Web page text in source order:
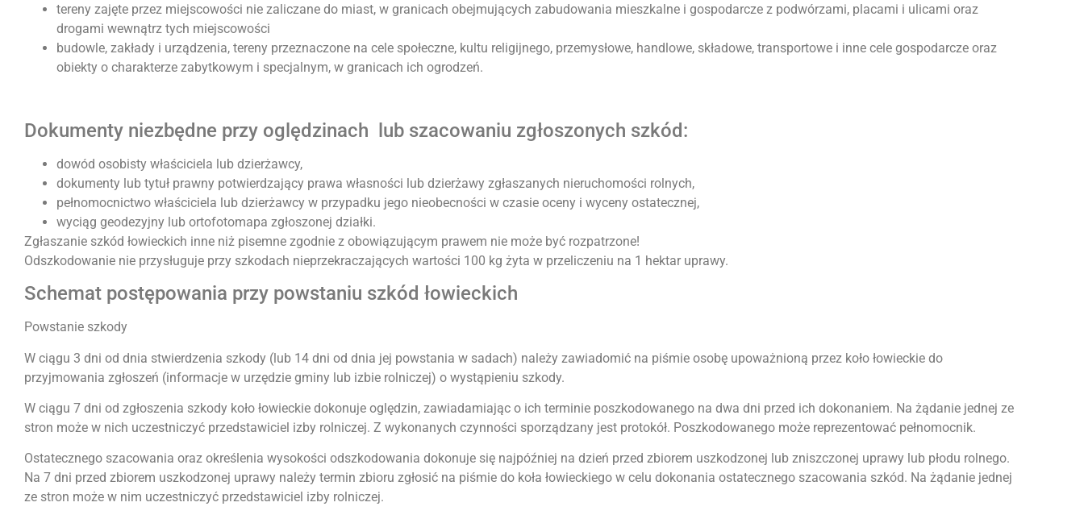
tereny zajęte przez miejscowości nie zaliczane do miast, w granicach obejmujących zabudowania mieszkalne i gospodarcze z podwórzami, placami i ulicami oraz
drogami wewnątrz tych miejscowości
budowle, zakłady i urządzenia, tereny przeznaczone na cele społeczne, kultu religijnego, przemysłowe, handlowe, składowe, transportowe i inne cele gospodarcze oraz
obiekty o charakterze zabytkowym i specjalnym, w granicach ich ogrodzeń.
Dokumenty niezbędne przy oględzinach lub szacowaniu zgłoszonych szkód:
dowód osobisty właściciela lub dzierżawcy,
dokumenty lub tytuł prawny potwierdzający prawa własności lub dzierżawy zgłaszanych nieruchomości rolnych,
pełnomocnictwo właściciela lub dzierżawcy w przypadku jego nieobecności w czasie oceny i wyceny ostatecznej,
wyciąg geodezyjny lub ortofotomapa zgłoszonej działki.
Zgłaszanie szkód łowieckich inne niż pisemne zgodnie z obowiązującym prawem nie może być rozpatrzone!
Odszkodowanie nie przysługuje przy szkodach nieprzekraczających wartości 100 kg żyta w przeliczeniu na 1 hektar uprawy.
Schemat postępowania przy powstaniu szkód łowieckich
Powstanie szkody
W ciągu 3 dni od dnia stwierdzenia szkody (lub 14 dni od dnia jej powstania w sadach) należy zawiadomić na piśmie osobę upoważnioną przez koło łowieckie do
przyjmowania zgłoszeń (informacje w urzędzie gminy lub izbie rolniczej) o wystąpieniu szkody.
W ciągu 7 dni od zgłoszenia szkody koło łowieckie dokonuje oględzin, zawiadamiając o ich terminie poszkodowanego na dwa dni przed ich dokonaniem. Na żądanie jednej ze
stron może w nich uczestniczyć przedstawiciel izby rolniczej. Z wykonanych czynności sporządzany jest protokół. Poszkodowanego może reprezentować pełnomocnik.
Ostatecznego szacowania oraz określenia wysokości odszkodowania dokonuje się najpóźniej na dzień przed zbiorem uszkodzonej lub zniszczonej uprawy lub płodu rolnego.
Na 7 dni przed zbiorem uszkodzonej uprawy należy termin zbioru zgłosić na piśmie do koła łowieckiego w celu dokonania ostatecznego szacowania szkód. Na żądanie jednej
ze stron może w nim uczestniczyć przedstawiciel izby rolniczej.